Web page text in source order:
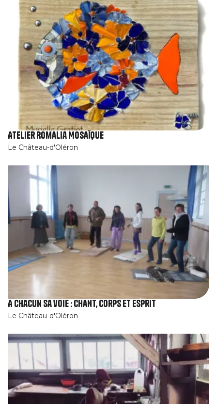
Atelier Romalia Mosaïque
Le Château-d'Oléron
A chacun sa voie : chant, corps et esprit
Le Château-d'Oléron